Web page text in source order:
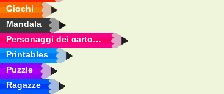
Giochi
Mandala
Personaggi dei cartoni animati
Printables
Puzzle
Ragazze